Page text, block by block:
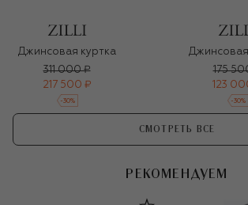
Джинсовая куртка
311 000 ₽
217 500 ₽
-30%
Джинсовая
175
123
-30%
СМОТРЕТЬ ВСЕ
РЕКОМЕНДУЕМ